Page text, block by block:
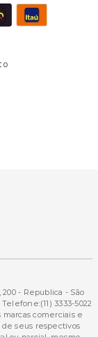
- Republica - São
Telefone:(11) 3333-5022
marcas comerciais e
seus respectivos